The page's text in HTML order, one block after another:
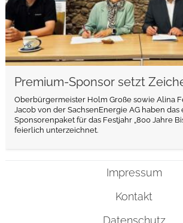
Premium-Sponsor setzt
Oberbürgermeister Holm Große sowie Alina
Jacob von der SachsenEnergie AG haben
Sponsorenpaket für das Festjahr „800 Jahre
feierlich unterzeichnet.
Impressum
Kontakt
Datenschutz